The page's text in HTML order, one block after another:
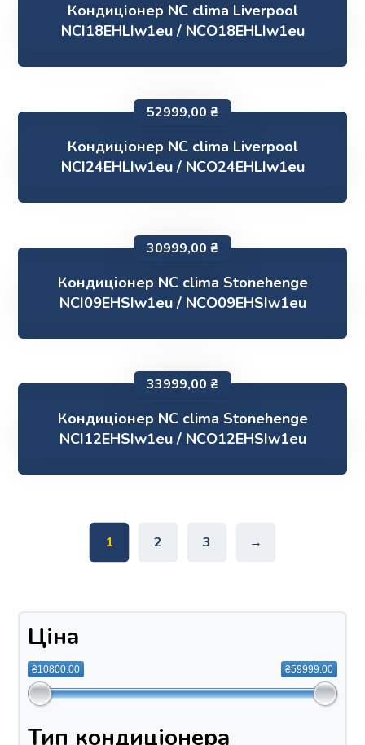
Кондиціонер NC clima Liverpool
NCI18EHLIw1eu / NCO18EHLIw1eu
Кондиціонер NC clima Liverpool
NCI24EHLIw1eu / NCO24EHLIw1eu
52999,00 ₴
Кондиціонер NC clima Stonehenge
NCI09EHSIw1eu / NCO09EHSIw1eu
30999,00 ₴
Кондиціонер NC clima Stonehenge
NCI12EHSIw1eu / NCO12EHSIw1eu
33999,00 ₴
1 2 3 →
Ціна
₴10800.00 ₴59999.00
Тип кондиціонера